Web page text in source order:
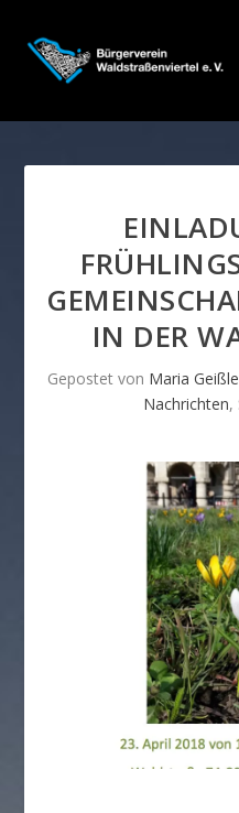
IN DER
Gepostet von Maria
Nachrichten,